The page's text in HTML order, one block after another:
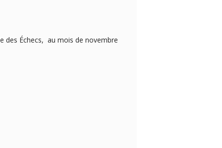
des Échecs, au mois de novembre